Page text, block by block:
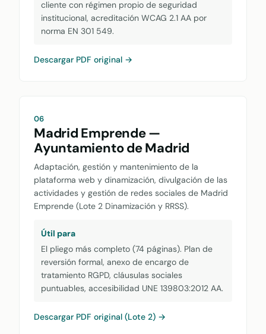
cliente con régimen propio de seguridad
institucional, acreditación WCAG 2.1 AA por
norma EN 301 549.
Descargar PDF original →
06
Madrid Emprende —
Ayuntamiento de Madrid
Adaptación, gestión y mantenimiento de la
plataforma web y dinamización, divulgación de las
actividades y gestión de redes sociales de Madrid
Emprende (Lote 2 Dinamización y RRSS).
Útil para
El pliego más completo (74 páginas). Plan de
reversión formal, anexo de encargo de
tratamiento RGPD, cláusulas sociales
puntuables, accesibilidad UNE 139803:2012 AA.
Descargar PDF original (Lote 2) →